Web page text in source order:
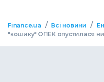
Finance.ua / Всі новини /
"кошику" ОПЕК опустилася